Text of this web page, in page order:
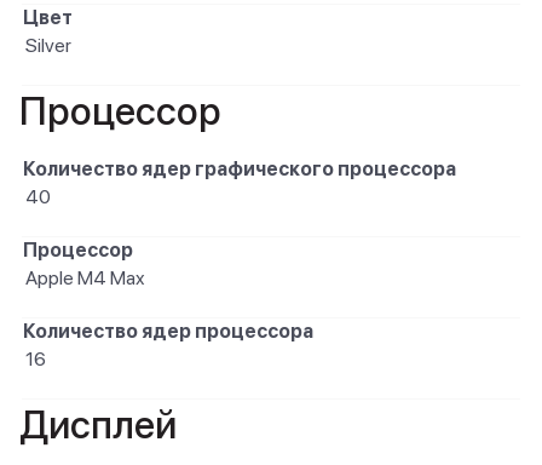
Цвет
Silver
Процессор
Количество ядер графического процессора
40
Процессор
Apple M4 Max
Количество ядер процессора
16
Дисплей